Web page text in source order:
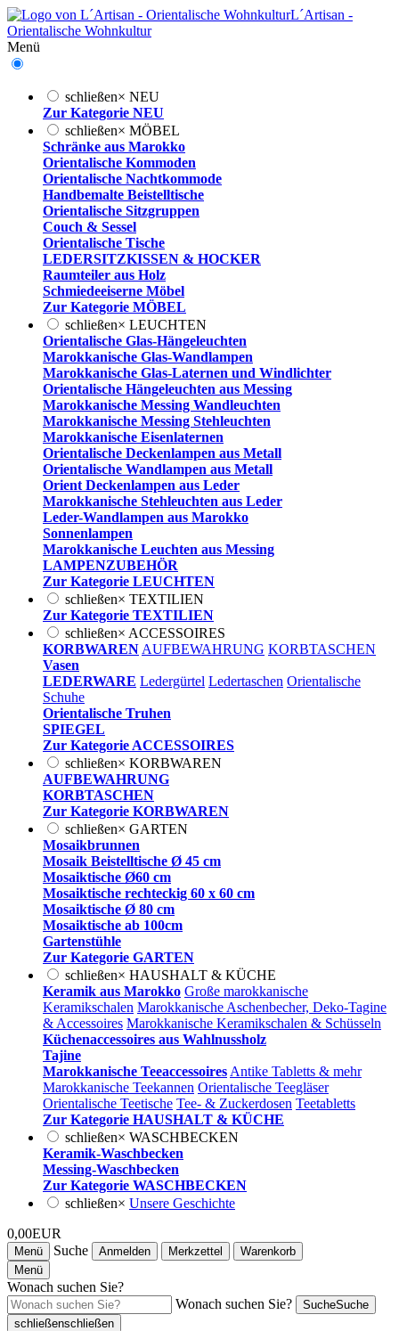
L´Artisan -
Orientalische Wohnkultur
Menü
schließen× NEU
Zur Kategorie NEU
schließen× MÖBEL
Schränke aus Marokko
Orientalische Kommoden
Orientalische Nachtkommode
Handbemalte Beistelltische
Orientalische Sitzgruppen
Couch & Sessel
Orientalische Tische
LEDERSITZKISSEN & HOCKER
Raumteiler aus Holz
Schmiedeeiserne Möbel
Zur Kategorie MÖBEL
schließen× LEUCHTEN
Orientalische Glas-Hängeleuchten
Marokkanische Glas-Wandlampen
Marokkanische Glas-Laternen und Windlichter
Orientalische Hängeleuchten aus Messing
Marokkanische Messing Wandleuchten
Marokkanische Messing Stehleuchten
Marokkanische Eisenlaternen
Orientalische Deckenlampen aus Metall
Orientalische Wandlampen aus Metall
Orient Deckenlampen aus Leder
Marokkanische Stehleuchten aus Leder
Leder-Wandlampen aus Marokko
Sonnenlampen
Marokkanische Leuchten aus Messing
LAMPENZUBEHÖR
Zur Kategorie LEUCHTEN
schließen× TEXTILIEN
Zur Kategorie TEXTILIEN
schließen× ACCESSOIRES
KORBWAREN AUFBEWAHRUNG KORBTASCHEN
Vasen
LEDERWARE Ledergürtel Ledertaschen Orientalische
Schuhe
Orientalische Truhen
SPIEGEL
Zur Kategorie ACCESSOIRES
schließen× KORBWAREN
AUFBEWAHRUNG
KORBTASCHEN
Zur Kategorie KORBWAREN
schließen× GARTEN
Mosaikbrunnen
Mosaik Beistelltische Ø 45 cm
Mosaiktische Ø60 cm
Mosaiktische rechteckig 60 x 60 cm
Mosaiktische Ø 80 cm
Mosaiktische ab 100cm
Gartenstühle
Zur Kategorie GARTEN
schließen× HAUSHALT & KÜCHE
Keramik aus Marokko Große marokkanische
Keramikschalen Marokkanische Aschenbecher, Deko-Tagine
& Accessoires Marokkanische Keramikschalen & Schüsseln
Küchenaccessoires aus Wahlnussholz
Tajine
Marokkanische Teeaccessoires Antike Tabletts & mehr
Marokkanische Teekannen Orientalische Teegläser
Orientalische Teetische Tee- & Zuckerdosen Teetabletts
Zur Kategorie HAUSHALT & KÜCHE
schließen× WASCHBECKEN
Keramik-Waschbecken
Messing-Waschbecken
Zur Kategorie WASCHBECKEN
schließen× Unsere Geschichte
0,00EUR
Menü Suche Anmelden Merkzettel
Warenkorb
Menü
Wonach suchen Sie?
Wonach suchen Sie?
SucheSuche
schließenschließen